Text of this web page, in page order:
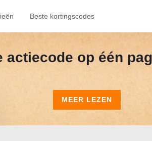
Beste kortingscodes
op één
MEER LEZEN